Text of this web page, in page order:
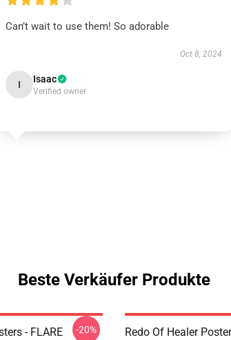
Can’t wait to use them! So adorable
Oct 8, 2024
I Isaac
Verified owner
Beste Verkäufer Produkte
- FLARE
-20% Redo Of Healer